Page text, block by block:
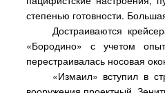
степенью готовности.
Достраиваются
«Бородино» с учетом
перестраивалась носовая
«Измаил» вступил в